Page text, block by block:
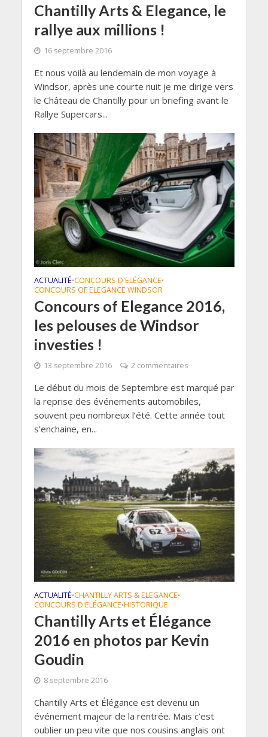
Chantilly Arts & Elegance, le
rallye aux millions !
16 septembre 2016
Et nous voilà au lendemain de mon voyage à
Windsor, après une courte nuit je me dirige vers
le Château de Chantilly pour un briefing avant le
Rallye Supercars...
ACTUALITÉ•CONCOURS D'ELÉGANCE•
CONCOURS OF ELEGANCE WINDSOR
Concours of Elegance 2016,
les pelouses de Windsor
investies !
13 septembre 2016 2 commentaires
Le début du mois de Septembre est marqué par
la reprise des événements automobiles,
souvent peu nombreux l’été. Cette année tout
s’enchaine, en...
ACTUALITÉ•CHANTILLY ARTS & ELEGANCE•
CONCOURS D'ELÉGANCE•HISTORIQUE
Chantilly Arts et Élégance
2016 en photos par Kevin
Goudin
8 septembre 2016
Chantilly Arts et Élégance est devenu un
événement majeur de la rentrée. Mais c’est
oublier un peu vite que nos cousins anglais ont